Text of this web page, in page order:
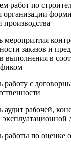
работ по
организации
производства
мероприятия
заказов и
выполнения в
работу с
аудит рабочей,
эксплуатационной
работы по оценке